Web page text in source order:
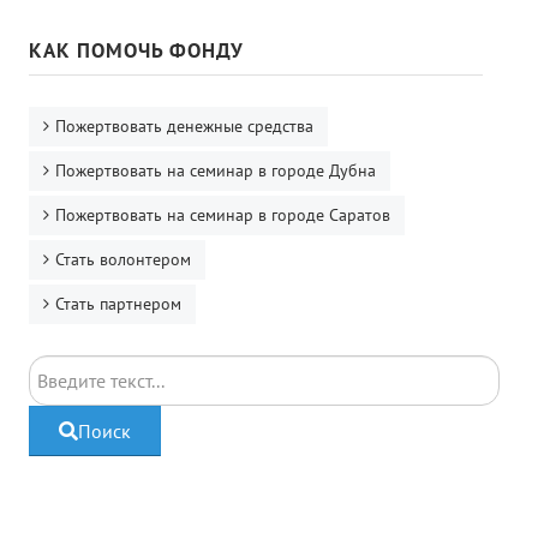
КАК ПОМОЧЬ ФОНДУ
Пожертвовать денежные средства
Пожертвовать на семинар в городе Дубна
Пожертвовать на семинар в городе Саратов
Стать волонтером
Стать партнером
Поиск
Поиск